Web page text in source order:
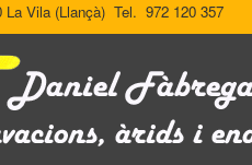
La Vila (Llançà) Tel. 972 120 357